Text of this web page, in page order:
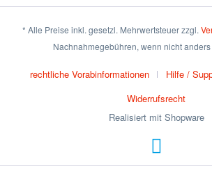
* Alle Preise inkl. gesetzl. Mehrwertsteuer zzgl.
Nachnahmegebühren, wenn nicht
rechtliche Vorabinformationen Hilfe /
Widerrufsrecht
Realisiert mit Shopware